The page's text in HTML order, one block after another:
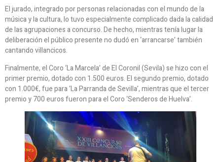
El jurado, integrado por personas relacionadas con el mundo de la
música y la cultura, lo tuvo especialmente complicado dada la calidad
de las agrupaciones a concurso. De hecho, mientras tenía lugar la
deliberación el público presente no dudó en ‘arrancarse’ también
cantando villancicos.
Finalmente, el Coro ‘La Marcela’ de El Coronil (Sevila) se hizo con el
primer premio, dotado con 1.500 euros. El segundo premio, dotado
con 1.000€, fue para ‘La Parranda de Sevilla’, mientras que el tercer
premio y 700 euros fueron para el Coro ‘Senderos de Huelva’.